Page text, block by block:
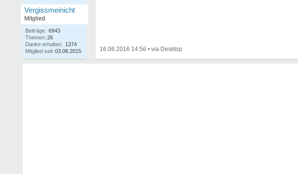
Vergissmeinicht
Mitglied
Beiträge: 6943
Themen: 26
Danke erhalten: 1374
Mitglied seit: 03.08.2015 16.06.2016 14:56 •